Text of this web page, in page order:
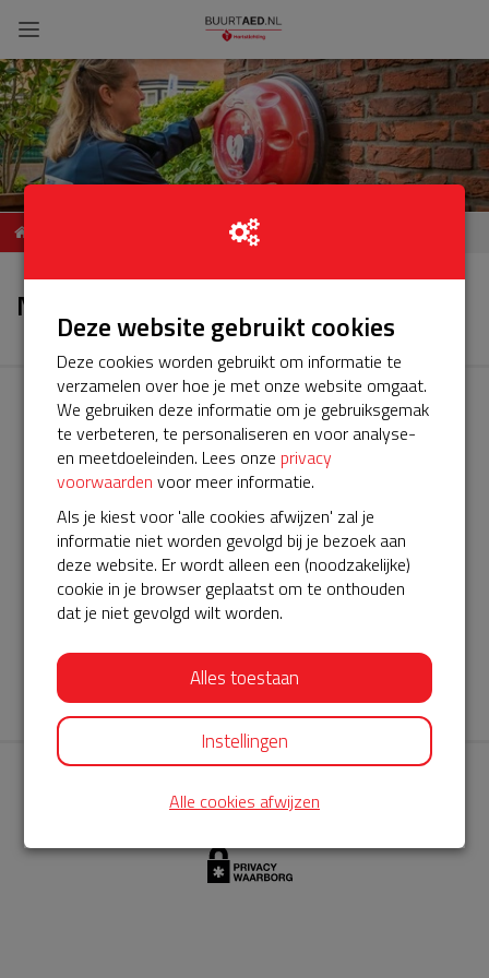
Nieuws
AED360-ProCardio
ServiceBuurtAED wordt aangeboden door de Hartstichting en
AED360-ProCardio. Net als bij BuurtAED is AED360-ProCardio
de leverancier van het servicepakket en ontzorgen zij jou de
komende jaren. AED360-ProCardio is gespecialiseerd in de
levering en het onderhoud van Philips AED’s.
Deze website gebruikt cookies
Deze cookies worden gebruikt om informatie te
verzamelen over hoe je met onze website omgaat.
We gebruiken deze informatie om je gebruiksgemak
te verbeteren, te personaliseren en voor analyse-
en meetdoeleinden. Lees onze privacy
voorwaarden voor meer informatie.
Als je kiest voor 'alle cookies afwijzen' zal je
informatie niet worden gevolgd bij je bezoek aan
deze website. Er wordt alleen een (noodzakelijke)
cookie in je browser geplaatst om te onthouden
dat je niet gevolgd wilt worden.
Alles toestaan
Instellingen
Alle cookies afwijzen